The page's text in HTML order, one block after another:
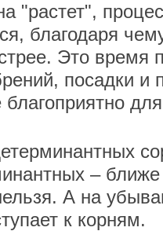
"растет",
благодаря
Это время
посадки и
благоприятно
–
А на
к корням.